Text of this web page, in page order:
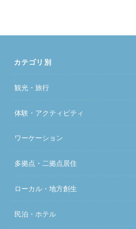
カテゴリ別
観光・旅行
体験・アクティビティ
ワーケーション
多拠点・二拠点居住
ローカル・地方創生
民泊・ホテル